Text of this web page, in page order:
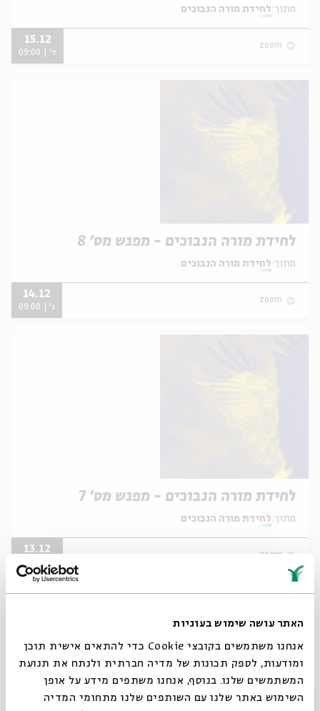
האתר עושה שימוש בעוגיות
אנחנו משתמשים בקובצי Cookie כדי להתאים אישית תוכן
ומודעות, לספק תכונות של מדיה חברתית ולנתח את תנועת
המשתמשים שלנו. בנוסף, אנחנו משתפים מידע על אופן
השימוש באתר שלנו עם השותפים שלנו מתחומי המדיה
מתוך: לחידת מורה הנבוכים
zoom
15.12
ד' | 09:00
לחידת מורה הנבוכים - מפגש מס' 8
מתוך: לחידת מורה הנבוכים
zoom
14.12
ג' | 09:00
לחידת מורה הנבוכים - מפגש מס' 7
מתוך: לחידת מורה הנבוכים
zoom
13.12
סגור